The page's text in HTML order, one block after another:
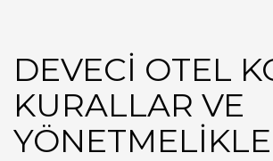
DEVECİ OTEL
KURALLAR VE